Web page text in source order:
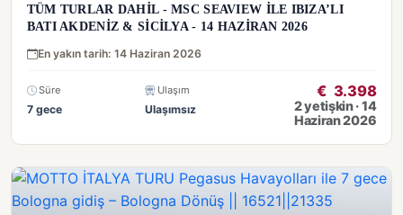
TÜM TURLAR DAHİL - MSC SEAVIEW İLE IBIZA’LI
BATI AKDENİZ & SİCİLYA - 14 HAZİRAN 2026
En yakın tarih: 14 Haziran 2026
Süre
7 gece
Ulaşım
Ulaşımsız
€ 3.398
2 yetişkin · 14
Haziran 2026